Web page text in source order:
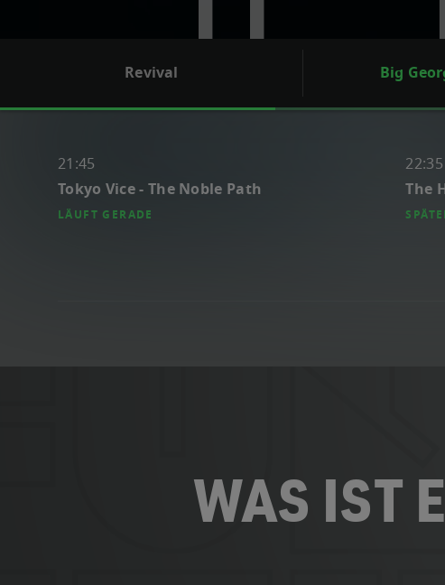
Revival Big
21:45
Tokyo Vice - The Noble Path
LÄUFT GERADE
22:35
The
WAS IST